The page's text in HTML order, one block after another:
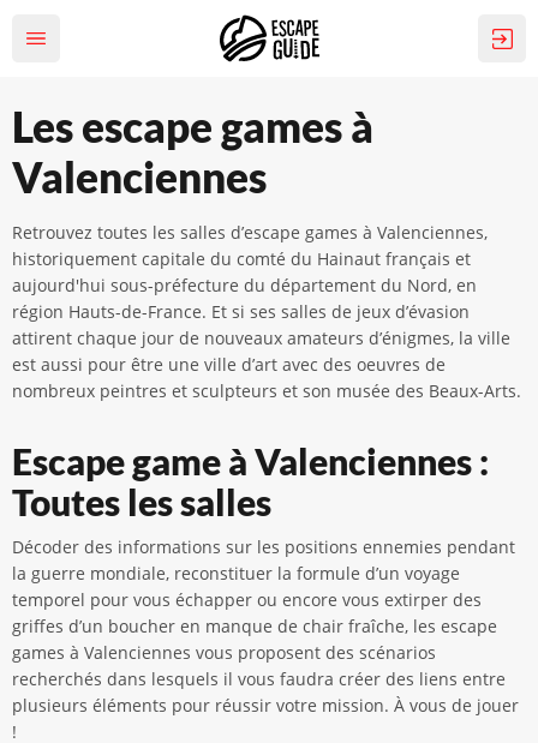
Les escape games à
Valenciennes
Retrouvez toutes les salles d’escape games à Valenciennes,
historiquement capitale du comté du Hainaut français et
aujourd'hui sous-préfecture du département du Nord, en
région Hauts-de-France. Et si ses salles de jeux d’évasion
attirent chaque jour de nouveaux amateurs d’énigmes, la ville
est aussi pour être une ville d’art avec des oeuvres de
nombreux peintres et sculpteurs et son musée des Beaux-Arts.
Escape game à Valenciennes :
Toutes les salles
Décoder des informations sur les positions ennemies pendant
la guerre mondiale, reconstituer la formule d’un voyage
temporel pour vous échapper ou encore vous extirper des
griffes d’un boucher en manque de chair fraîche, les escape
games à Valenciennes vous proposent des scénarios
recherchés dans lesquels il vous faudra créer des liens entre
plusieurs éléments pour réussir votre mission. À vous de jouer
!